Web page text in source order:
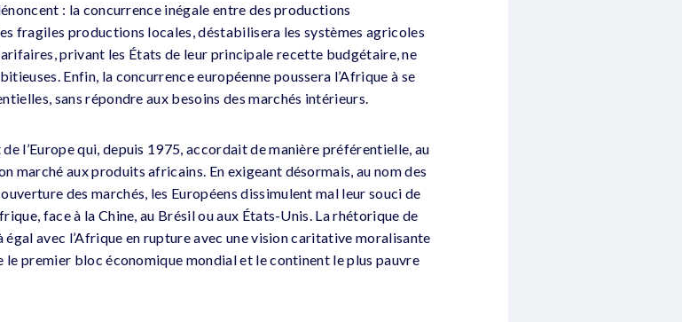
: la concurrence inégale entre des productions
fragiles productions locales, déstabilisera les systèmes agricoles
privant les États de leur principale recette budgétaire, ne
Enfin, la concurrence européenne poussera l’Afrique à se
sans répondre aux besoins des marchés intérieurs.
l’Europe qui, depuis 1975, accordait de manière préférentielle, au
marché aux produits africains. En exigeant désormais, au nom des
des marchés, les Européens dissimulent mal leur souci de
face à la Chine, au Brésil ou aux États-Unis. La rhétorique de
égal avec l’Afrique en rupture avec une vision caritative moralisante
le premier bloc économique mondial et le continent le plus pauvre